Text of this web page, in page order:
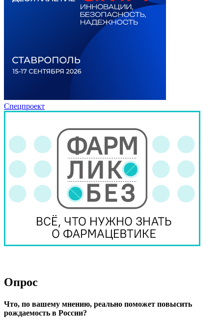
Спецпроект
Опрос
Что, по вашему мнению, реально поможет повысить
рождаемость в России?